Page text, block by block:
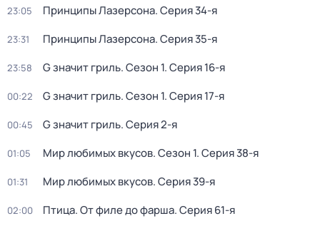
23:05 Принципы Лазерсона. Серия 34-я
23:31 Принципы Лазерсона. Серия 35-я
23:58 G значит гриль. Сезон 1. Серия 16-я
00:22 G значит гриль. Сезон 1. Серия 17-я
00:45 G значит гриль. Серия 2-я
01:05 Мир любимых вкусов. Сезон 1. Серия 38-я
01:31 Мир любимых вкусов. Серия 39-я
02:00 Птица. От филе до фарша. Серия 61-я